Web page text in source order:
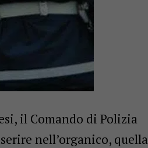
il Comando di Polizia
nell’organico, quella